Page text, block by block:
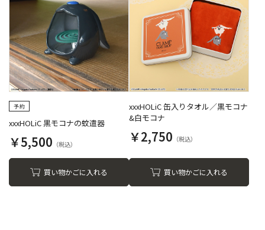
xxxHOLiC 黒モコナの蚊遣器
￥5,500
買い物かごに入れる
xxxHOLiC 缶入りタオル／黒モコナ
&白モコナ
￥2,750
買い物かごに入れる